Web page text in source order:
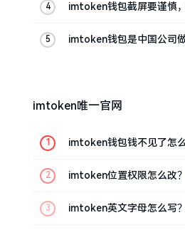
imtoken钱包截屏要谨慎
imtoken钱包是中国公司
imtoken唯一官网
imtoken钱包钱不见了怎
imtoken位置权限怎么改
imtoken英文字母怎么写